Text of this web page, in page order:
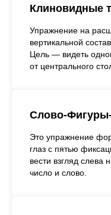
Клиновидные
Упражнение на
вертикальной
Цель — видеть
от центрального
Слово-
Это упражнение
глаз с пятью
вести взгляд слева
число и слово.